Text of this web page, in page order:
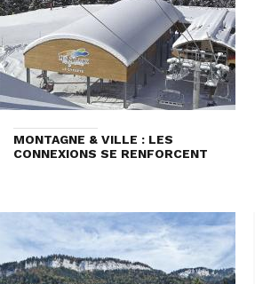
MONTAGNE & VILLE : LES
CONNEXIONS SE RENFORCENT